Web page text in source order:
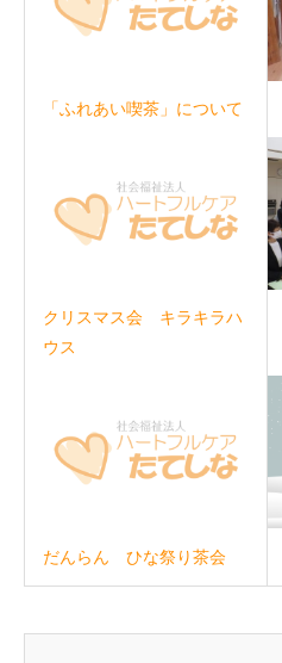
「ふれあい喫茶」について
クリスマス会 キラキラハ
ウス
だんらん ひな祭り茶会